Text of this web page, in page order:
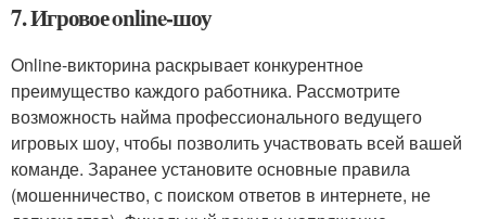
7. Игровое online-шоу
Online-викторина раскрывает конкурентное
преимущество каждого работника. Рассмотрите
возможность найма профессионального ведущего
игровых шоу, чтобы позволить участвовать всей вашей
команде. Заранее установите основные правила
(мошенничество, с поиском ответов в интернете, не